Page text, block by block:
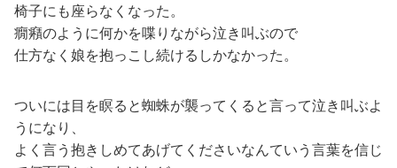
椅子にも座らなくなった。
癇癪のように何かを喋りながら泣き叫ぶので
仕方なく娘を抱っこし続けるしかなかった。
ついには目を瞑ると蜘蛛が襲ってくると言って泣き叫ぶよ
うになり、
よく言う抱きしめてあげてくださいなんていう言葉を信じ